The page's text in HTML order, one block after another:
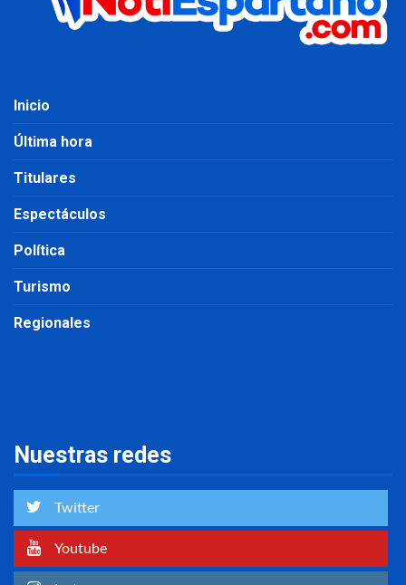
Inicio
Última hora
Titulares
Espectáculos
Política
Turismo
Regionales
Nuestras redes
Twitter
Youtube